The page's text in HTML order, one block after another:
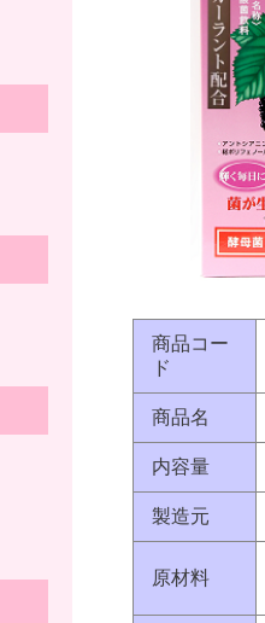
商品コー
ド
商品名
内容量
製造元
原材料